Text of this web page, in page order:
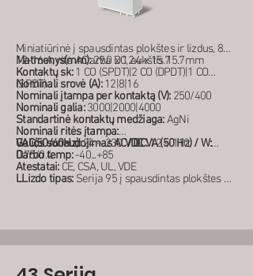
Miniatiūrinė į spausdintas plokštes ir lizdus, 8-
12-16 A, ritė AC arba DC, aukštis 15.7mm
Matmenys(mm):29.0 x 12.4 x 15.7
Kontaktų sk:1 CO (SPDT)|2 CO (DPDT)|1 CO
(SPDT)
Nominali srovė (A):12|8|16
Nominali įtampa per kontaktą (V):250/400
Nominali galia:3000|2000|4000
Standartinė kontaktų medžiaga:AgNi
Nominali ritės įtampa:
VAC(50/60Hz):24 ÷ 230V DC:12 ÷ 110
Galios sunaudojimas AC/DC VA (50 Hz) / W:
0.75/0.4
Darbo temp:-40...+85
Atestatai:CE, CSA, UL, VDE
LLizdo tipas: Serija 95 į spausdintas plokštes ir